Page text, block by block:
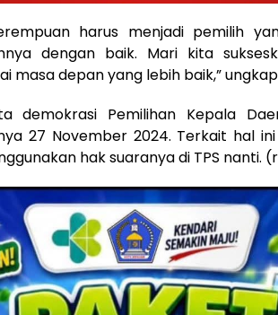
harus menjadi pemilih
dengan baik. Mari kita
masa depan yang lebih baik,”
demokrasi Pemilihan Kepala
27 November 2024. Terkait hal
hak suaranya di TPS nanti.